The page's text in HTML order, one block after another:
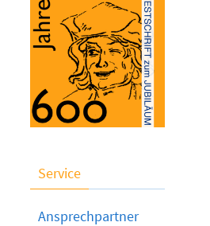
Service
Ansprechpartner